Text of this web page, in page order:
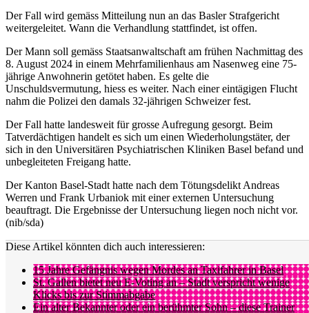
Der Fall wird gemäss Mitteilung nun an das Basler Strafgericht
weitergeleitet. Wann die Verhandlung stattfindet, ist offen.
Der Mann soll gemäss Staatsanwaltschaft am frühen Nachmittag des
8. August 2024 in einem Mehrfamilienhaus am Nasenweg eine 75-
jährige Anwohnerin getötet haben. Es gelte die
Unschuldsvermutung, hiess es weiter. Nach einer eintägigen Flucht
nahm die Polizei den damals 32-jährigen Schweizer fest.
Der Fall hatte landesweit für grosse Aufregung gesorgt. Beim
Tatverdächtigen handelt es sich um einen Wiederholungstäter, der
sich in den Universitären Psychiatrischen Kliniken Basel befand und
unbegleiteten Freigang hatte.
Der Kanton Basel-Stadt hatte nach dem Tötungsdelikt Andreas
Werren und Frank Urbaniok mit einer externen Untersuchung
beauftragt. Die Ergebnisse der Untersuchung liegen noch nicht vor.
(nib/sda)
Diese Artikel könnten dich auch interessieren:
15 Jahre Gefängnis wegen Mordes an Taxifahrer in Basel
St. Gallen bietet neu E-Voting an – Stadt verspricht wenige
Klicks bis zur Stimmabgabe
Ein alter Bekannter oder ein berühmter Sohn – diese Trainer